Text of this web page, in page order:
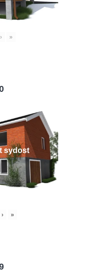
› »
sydost
› »